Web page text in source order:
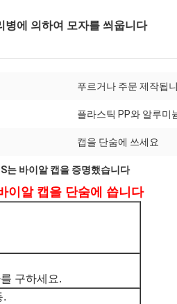
병에 의하여 모자를 씌웁니다
푸르거나 주문 제작됩
플라스틱 PP와 알루미
캡을 단숨에 쓰세요
는 바이알 캡을 증명했습니다
이알 캡을 단숨에 씁니다
구하세요.
.